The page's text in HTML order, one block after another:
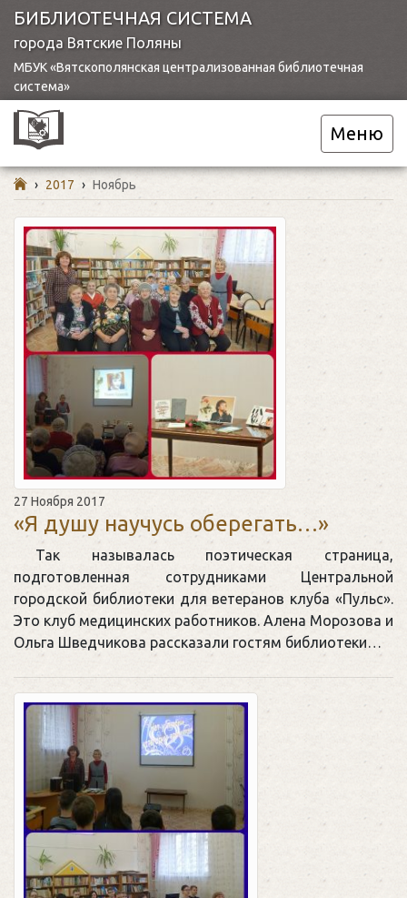
БИБЛИОТЕЧНАЯ СИСТЕМА
города Вятские Поляны
МБУК «Вятскополянская централизованная библиотечная
система»
Меню
› 2017 › Ноябрь
27 Ноября 2017
«Я душу научусь оберегать…»
Так называлась поэтическая страница,
подготовленная сотрудниками Центральной
городской библиотеки для ветеранов клуба «Пульс».
Это клуб медицинских работников. Алена Морозова и
Ольга Шведчикова рассказали гостям библиотеки…